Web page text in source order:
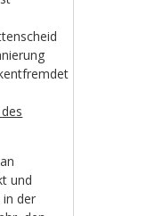
und
in der